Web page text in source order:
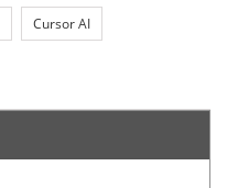
Cursor AI